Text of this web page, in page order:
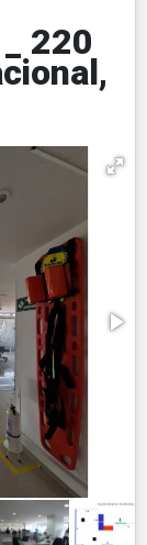
220